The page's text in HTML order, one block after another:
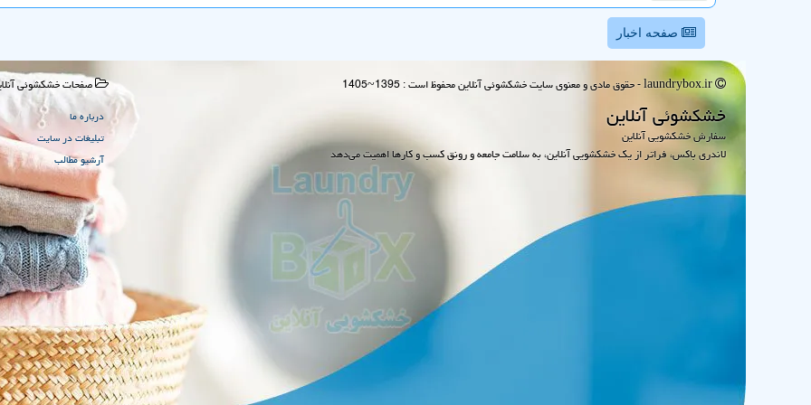
صفحه اخبار
laundrybox.ir - حقوق مادی و معنوی سایت خشكشوئی آنلاین محفوظ است : 1395~1405
خشكشوئی آنلاین
سفارش خشکشویی آنلاین
لاندری باکس، فراتر از یک خشکشویی آنلاین، به سلامت جامعه و رونق کسب و کارها اهمیت می‌دهد
صفحات خشكشوئی
درباره ما
تبلیغات در سایت
آرشیو مطالب